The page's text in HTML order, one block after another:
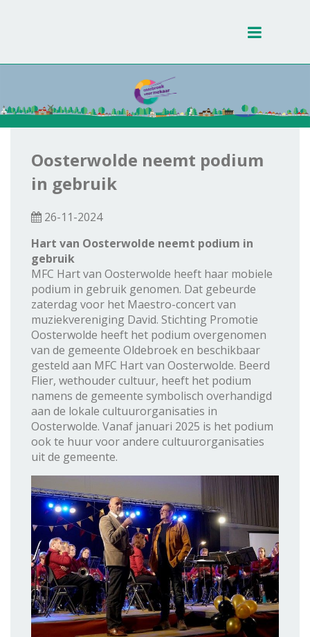
Toggle
Oosterwolde neemt podium
in gebruik
26-11-2024
Hart van Oosterwolde neemt podium in
gebruik
MFC Hart van Oosterwolde heeft haar mobiele
podium in gebruik genomen. Dat gebeurde
zaterdag voor het Maestro-concert van
muziekvereniging David. Stichting Promotie
Oosterwolde heeft het podium overgenomen
van de gemeente Oldebroek en beschikbaar
gesteld aan MFC Hart van Oosterwolde. Beerd
Flier, wethouder cultuur, heeft het podium
namens de gemeente symbolisch overhandigd
aan de lokale cultuurorganisaties in
Oosterwolde. Vanaf januari 2025 is het podium
ook te huur voor andere cultuurorganisaties
uit de gemeente.